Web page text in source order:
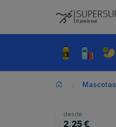
Mascotas
desde
2,25 €